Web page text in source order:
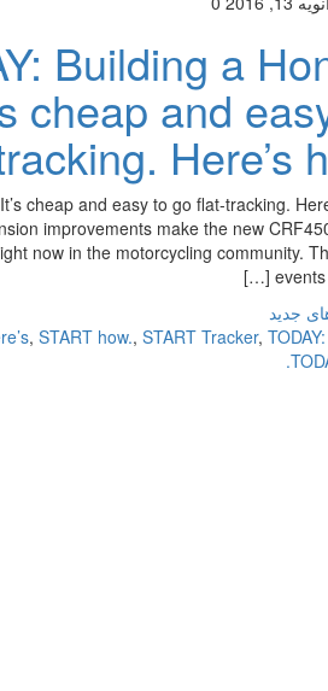
Building a
cheap and
Here’s
cheap and easy to go flat-tracking.
improvements make the new
now in the motorcycling community.
events
جدید
, START how., START Tracker,